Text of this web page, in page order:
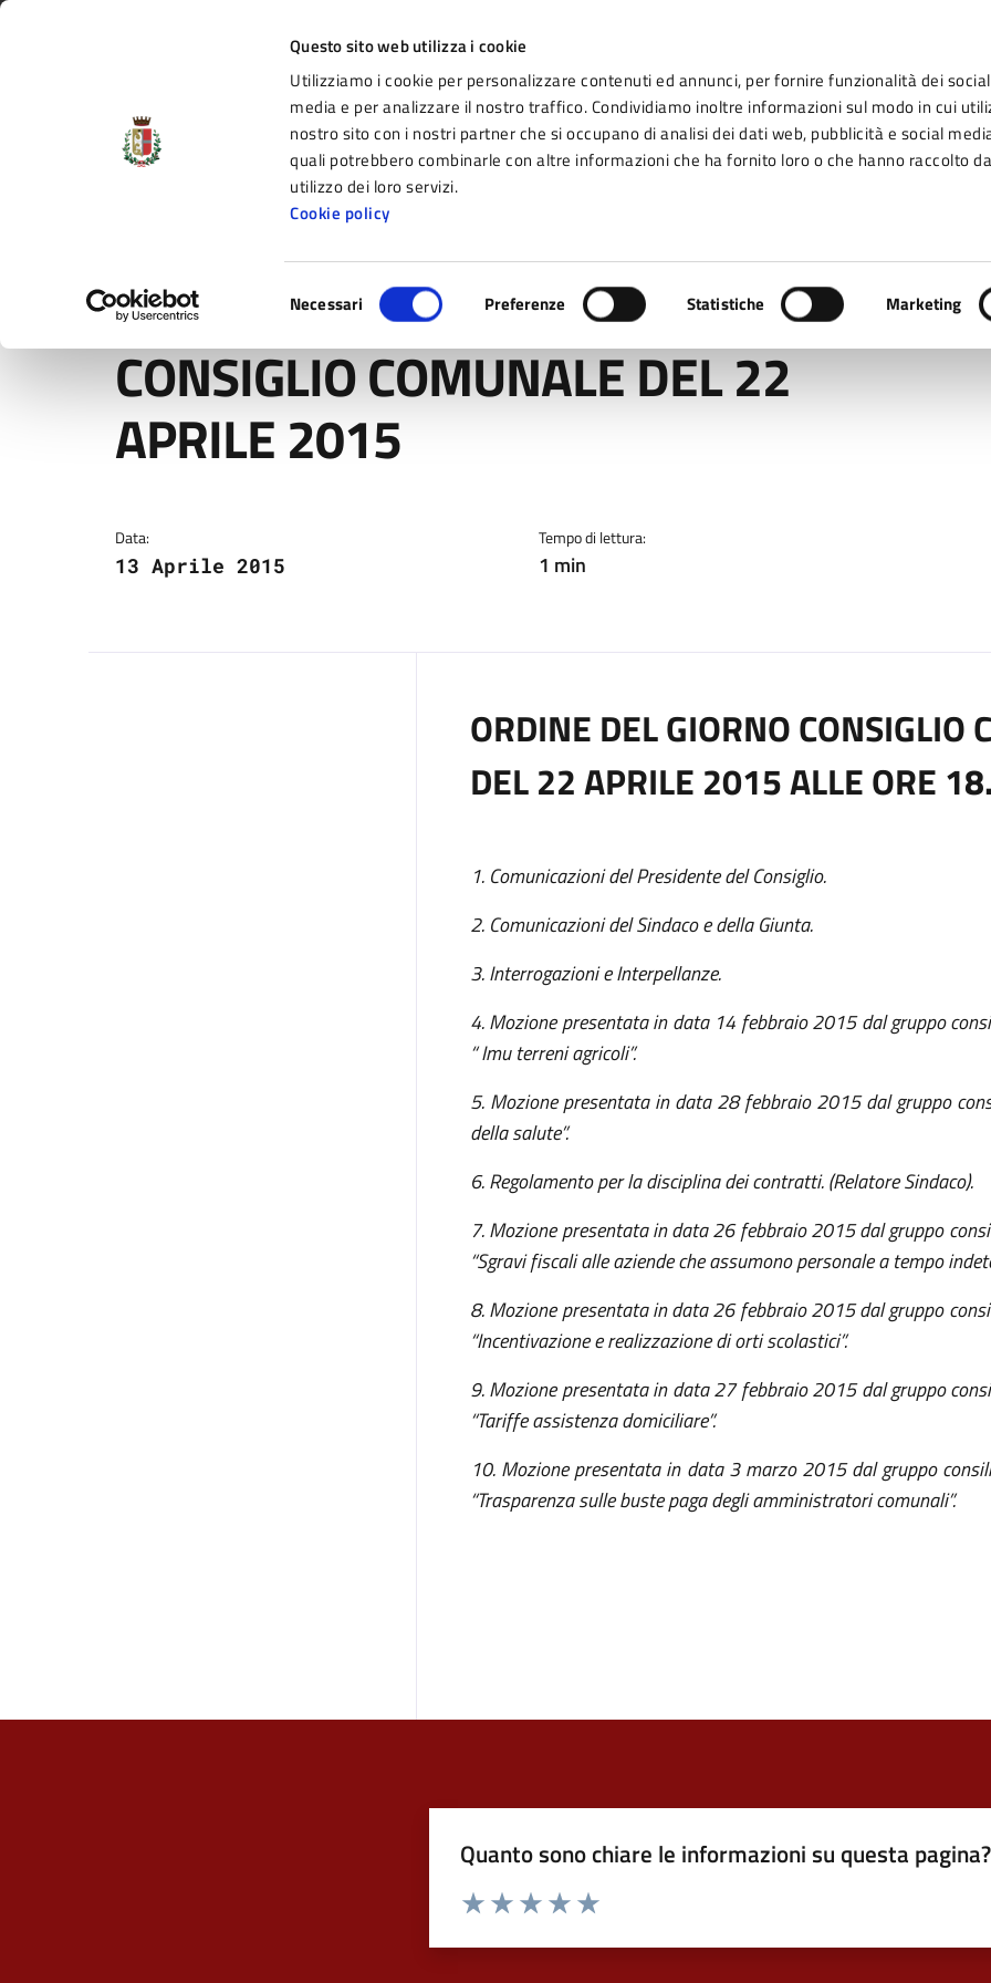
Questo sito web utilizza i cookie
Utilizziamo i cookie per personalizzare contenuti ed annunci, per fornire funzionalità dei social
media e per analizzare il nostro traffico. Condividiamo inoltre informazioni sul modo in cui
nostro sito con i nostri partner che si occupano di analisi dei dati web, pubblicità e social
quali potrebbero combinarle con altre informazioni che ha fornito loro o che hanno raccolto
utilizzo dei loro servizi.
Cookie policy
del
consenso
Necessari Preferenze Statistiche Marketing
Vai al contenuto principale
Vai alla navigazione del sito
Vai al piede di pagina
Comune di Fidenza
il portale di servizi e informazioni del Comune di Fidenza
Novità
Home / Novità Comunicati / CONSIGLIO COMUNALE DEL 22 APRILE 2015
CONSIGLIO COMUNALE DEL 22
APRILE 2015
Data:
13 Aprile 2015
Tempo di lettura:
1 min
ORDINE DEL GIORNO CONSIGLIO
DEL 22 APRILE 2015 ALLE ORE
1. Comunicazioni del Presidente del Consiglio.
2. Comunicazioni del Sindaco e della Giunta.
3. Interrogazioni e Interpellanze.
4. Mozione presentata in data 14 febbraio 2015 dal gruppo
“ Imu terreni agricoli”.
5. Mozione presentata in data 28 febbraio 2015 dal gruppo
della salute”.
6. Regolamento per la disciplina dei contratti. (Relatore Sindaco).
7. Mozione presentata in data 26 febbraio 2015 dal gruppo
“Sgravi fiscali alle aziende che assumono personale a tempo
8. Mozione presentata in data 26 febbraio 2015 dal gruppo
“Incentivazione e realizzazione di orti scolastici”.
9. Mozione presentata in data 27 febbraio 2015 dal gruppo
“Tariffe assistenza domiciliare”.
10. Mozione presentata in data 3 marzo 2015 dal gruppo
“Trasparenza sulle buste paga degli amministratori comunali”.
Quanto sono chiare le informazioni su questa pagina?
Valuta da 1 a 5 stelle la pagina